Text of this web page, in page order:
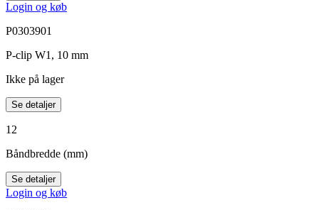
Login og køb
P0303901
P-clip W1, 10 mm
Ikke på lager
Se detaljer
12
Båndbredde (mm)
Se detaljer
Login og køb